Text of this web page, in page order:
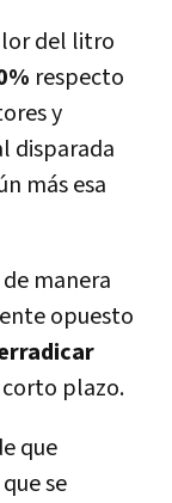
del litro
respecto
y
disparada
más esa
manera
opuesto
plazo.
que
se